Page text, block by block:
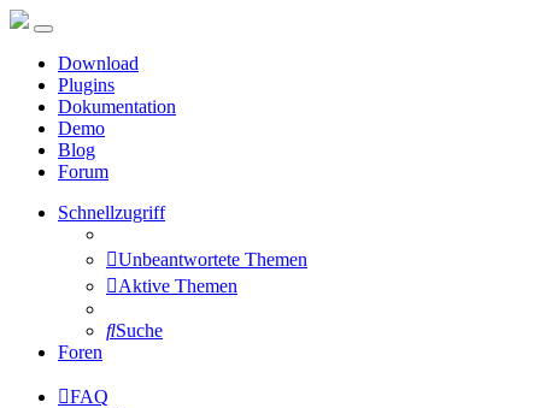
Download
Plugins
Dokumentation
Demo
Blog
Forum
Schnellzugriff
Unbeantwortete Themen
Aktive Themen
Suche
Foren
FAQ